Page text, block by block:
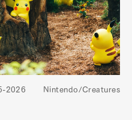
Nintendo/Creatures